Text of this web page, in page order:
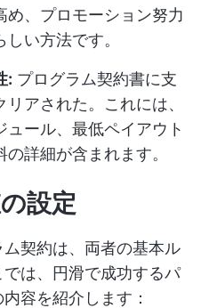
め、プロモーション努力
い方法です。
: プログラム契約書に支
アされた。これには、
ール、最低ペイアウト
詳細が含まれます。
設定
契約は、両者の基本ル
は、円滑で成功するパ
容を紹介します：